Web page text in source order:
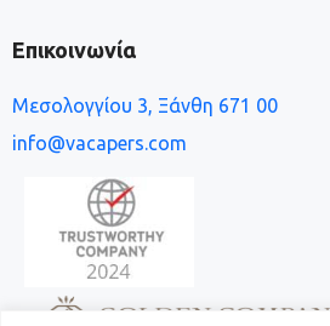
Επικοινωνία
Μεσολογγίου 3, Ξάνθη 671 00
info@vacapers.com